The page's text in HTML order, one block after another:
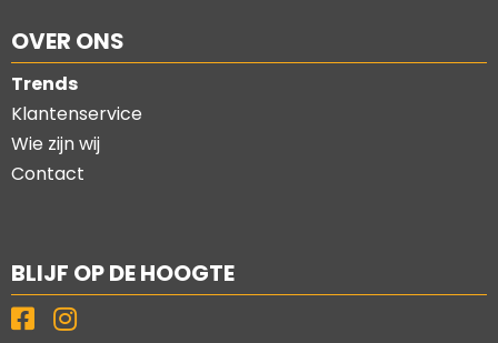
OVER ONS
Trends
Klantenservice
Wie zijn wij
Contact
BLIJF OP DE HOOGTE